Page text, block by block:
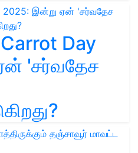
Day
'சர்வதேச